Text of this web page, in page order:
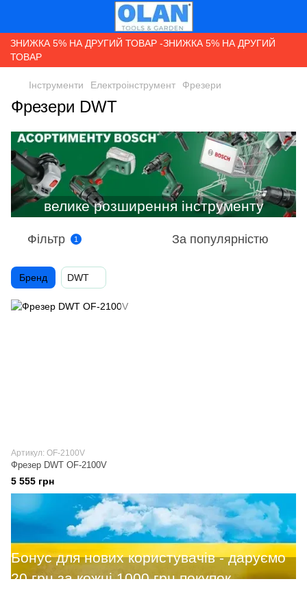
ЗНИЖКА 5% НА ДРУГИЙ ТОВАР -ЗНИЖКА 5% НА ДРУГИЙ
ТОВАР
Інструменти Електроінструмент Фрезери
Фрезери DWT
Фільтр 1 За популярністю
Бренд DWT
Артикул: OF-2100V
Фрезер DWT OF-2100V
5 555 грн